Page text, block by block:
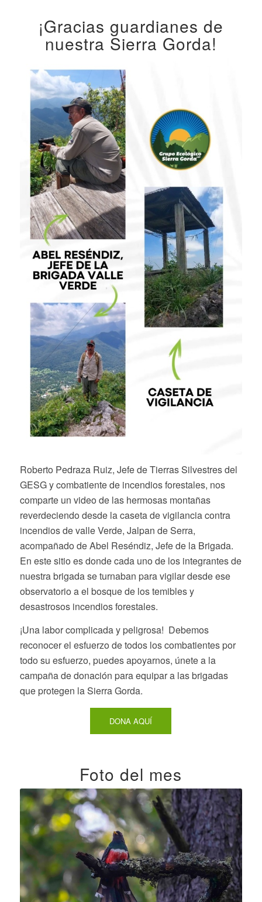
¡Gracias guardianes de
nuestra Sierra Gorda!
Roberto Pedraza Ruiz, Jefe de Tierras Silvestres del
GESG y combatiente de incendios forestales, nos
comparte un video de las hermosas montañas
reverdeciendo desde la caseta de vigilancia contra
incendios de valle Verde, Jalpan de Serra,
acompañado de Abel Reséndiz, Jefe de la Brigada.
En este sitio es donde cada uno de los integrantes de
nuestra brigada se turnaban para vigilar desde ese
observatorio a el bosque de los temibles y
desastrosos incendios forestales.
¡Una labor complicada y peligrosa! Debemos
reconocer el esfuerzo de todos los combatientes por
todo su esfuerzo, puedes apoyarnos, únete a la
campaña de donación para equipar a las brigadas
que protegen la Sierra Gorda.
DONA AQUÍ
Foto del mes